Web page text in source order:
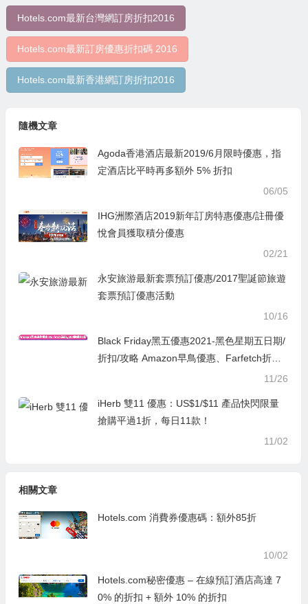
Hotels.com最新台灣網訂房折扣2016
Hotels.com最新訂房優惠折扣碼 2016
Hotels.com最新香港網訂房折扣2016
隨機文章
Agoda香港酒店最新2019/6月限時優惠，指
定酒店比平時再多額外 5% 折扣
06/05
IHG洲際酒店2019新年訂房特惠優惠/註冊優
悅會員獲取積分優惠
02/21
永安旅游最新套票預訂優惠/2017聖誕節旅遊
套票預訂優惠活動
10/16
Black Friday黑五優惠2021-黑色星期五日期/
折扣/攻略 Amazon早鳥優惠、Farfetch折上
11/26
iHerb 雙11 優惠：US$1/$11 產品快閃限量
搶購平過1折，每日11款！
11/02
相關文章
Hotels.com 消費券優惠碼：額外85折
10/02
Hotels.com秘密優惠 – 在線預訂酒店高達 7
0% 的折扣 + 額外 10% 的折扣